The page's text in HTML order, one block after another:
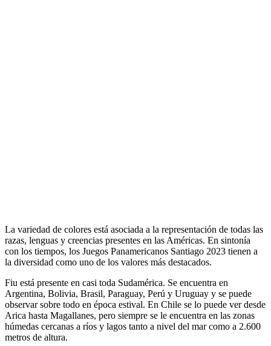
La variedad de colores está asociada a la representación de todas las
razas, lenguas y creencias presentes en las Américas. En sintonía
con los tiempos, los Juegos Panamericanos Santiago 2023 tienen a
la diversidad como uno de los valores más destacados.
Fiu está presente en casi toda Sudamérica. Se encuentra en
Argentina, Bolivia, Brasil, Paraguay, Perú y Uruguay y se puede
observar sobre todo en época estival. En Chile se lo puede ver desde
Arica hasta Magallanes, pero siempre se le encuentra en las zonas
húmedas cercanas a ríos y lagos tanto a nivel del mar como a 2.600
metros de altura.